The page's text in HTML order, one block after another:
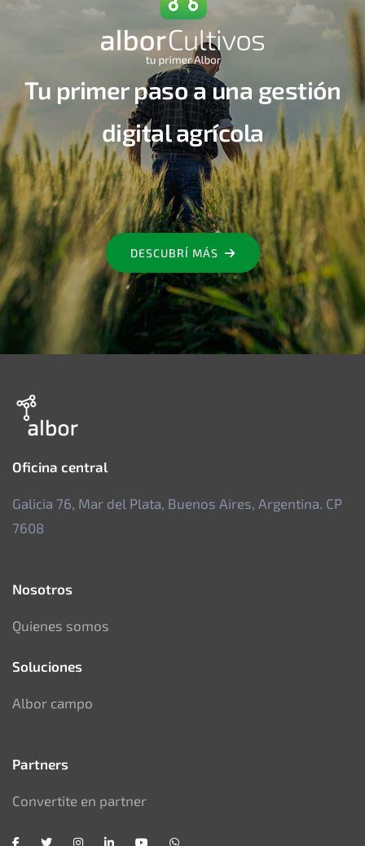
Tu primer paso a una gestión
digital agrícola
DESCUBRÍ MÁS
Oficina central
Galicia 76, Mar del Plata, Buenos Aires, Argentina. CP
7608
Nosotros
Quienes somos
Soluciones
Albor campo
Partners
Convertite en partner